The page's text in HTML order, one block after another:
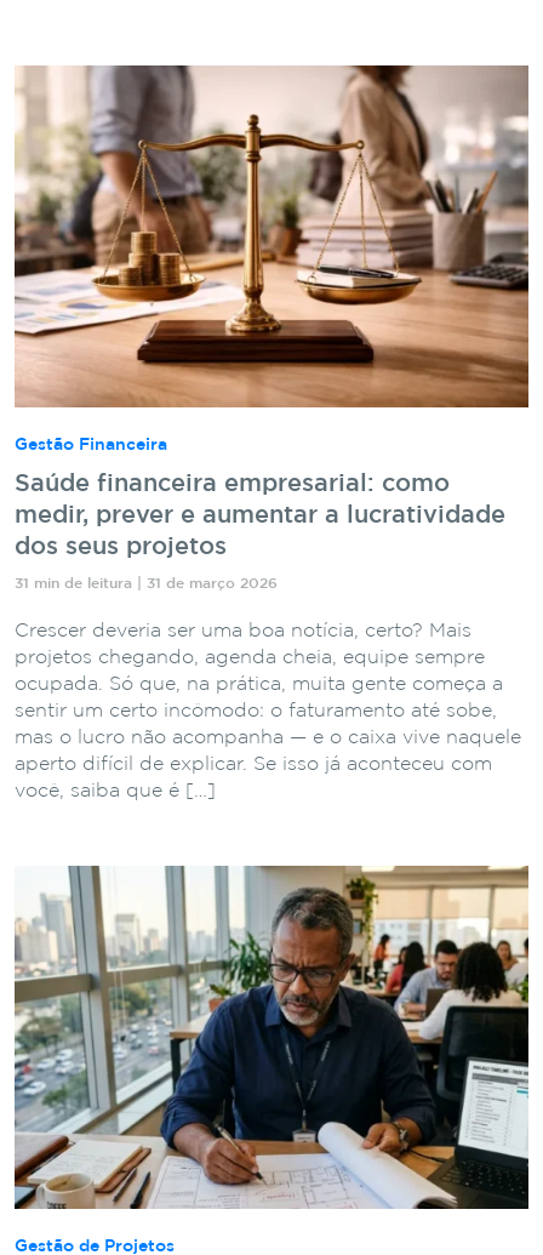
Gestão Financeira
Saúde financeira empresarial: como
medir, prever e aumentar a lucratividade
dos seus projetos
31 min de leitura | 31 de março 2026
Crescer deveria ser uma boa notícia, certo? Mais
projetos chegando, agenda cheia, equipe sempre
ocupada. Só que, na prática, muita gente começa a
sentir um certo incômodo: o faturamento até sobe,
mas o lucro não acompanha — e o caixa vive naquele
aperto difícil de explicar. Se isso já aconteceu com
você, saiba que é […]
Gestão de Projetos